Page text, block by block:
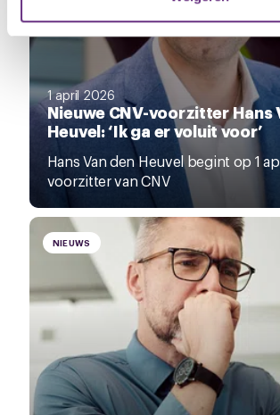
U kunt uw toestemming op elk moment
intrekken via de
cookieverklaring
of
het ronde cookie-instellingenicoontje
pagina.1 april 2026
Nieuwe CNV-voorzitter Hans
Heuvel: ‘Ik ga er voluit voor’
Hans Van den Heuvel begint op 1
voorzitter van CNV
NIEUWS